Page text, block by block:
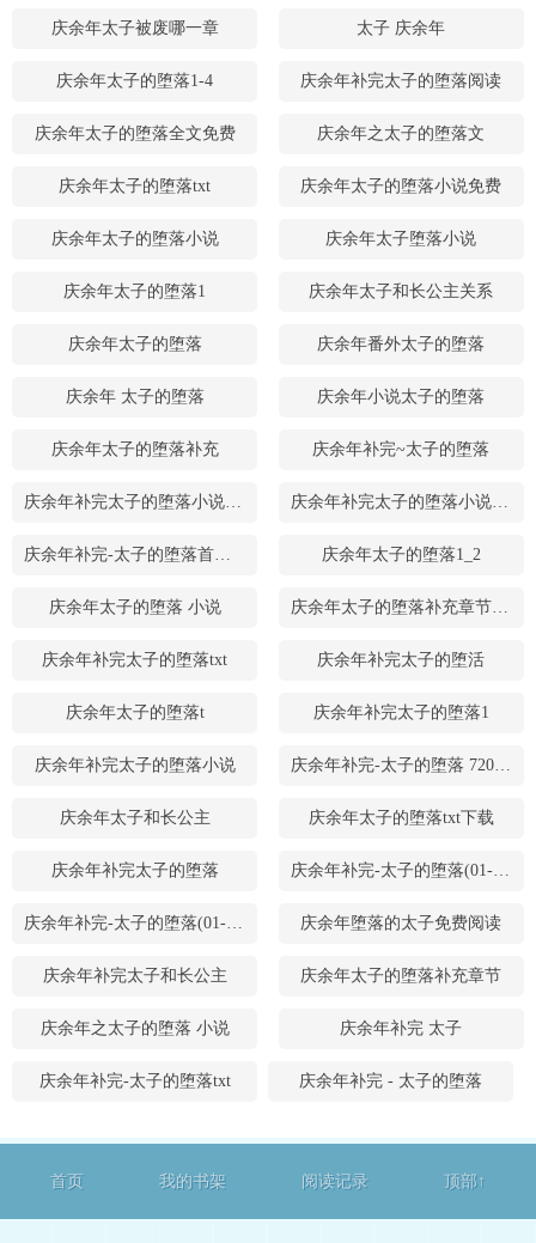
庆余年太子被废哪一章 太子 庆余年
庆余年太子的堕落1-4 庆余年补完太子的堕落阅读
庆余年太子的堕落全文免费 庆余年之太子的堕落文
庆余年太子的堕落txt 庆余年太子的堕落小说免费
庆余年太子的堕落小说 庆余年太子堕落小说
庆余年太子的堕落1 庆余年太子和长公主关系
庆余年太子的堕落 庆余年番外太子的堕落
庆余年 太子的堕落 庆余年小说太子的堕落
庆余年太子的堕落补充 庆余年补完~太子的堕落
庆余年补完太子的堕落小说免费 庆余年补完太子的堕落小说阅读
庆余年补完-太子的堕落首页关灯 护眼 字体:大 庆余年太子的堕落1_2
庆余年太子的堕落 小说 庆余年太子的堕落补充章节下载
庆余年补完太子的堕落txt 庆余年补完太子的堕活
庆余年太子的堕落t 庆余年补完太子的堕落1
庆余年补完太子的堕落小说 庆余年补完-太子的堕落 720P 下载
庆余年太子和长公主 庆余年太子的堕落txt下载
庆余年补完太子的堕落 庆余年补完-太子的堕落(01-02)新
庆余年补完-太子的堕落(01-02) 庆余年堕落的太子免费阅读
庆余年补完太子和长公主 庆余年太子的堕落补充章节
庆余年之太子的堕落 小说 庆余年补完 太子
庆余年补完-太子的堕落txt 庆余年补完 - 太子的堕落
首页 我的书架 阅读记录 顶部↑